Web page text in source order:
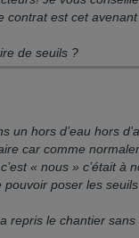
contrat est cet
de seuils ?
un hors d’eau hors
car comme
« nous » c’était à
poser les
repris le chantier sans